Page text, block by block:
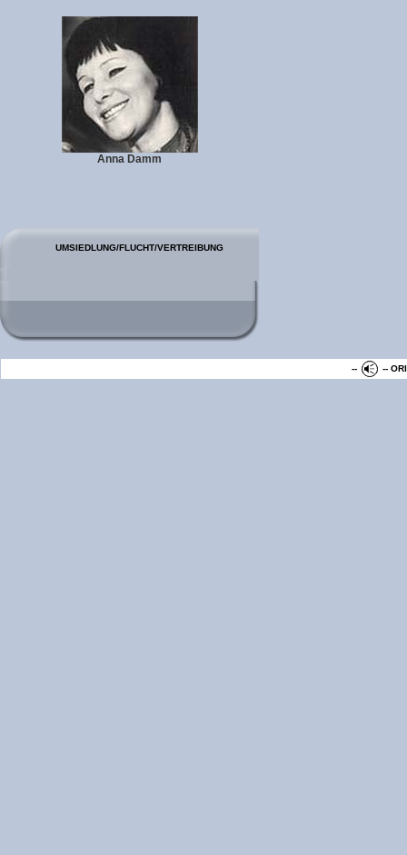
Anna Damm
-- --